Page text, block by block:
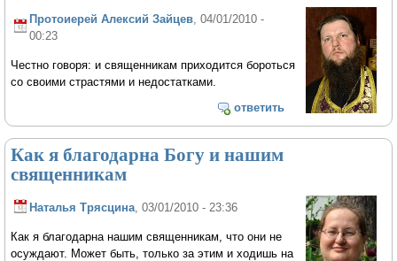
Протоиерей Алексий Зайцев, 04/01/2010 -
00:23
Честно говоря: и священникам приходится бороться
со своими страстями и недостатками.
ответить
Как я благодарна Богу и нашим
священникам
Наталья Трясцина , 03/01/2010 - 23:36
Как я благодарна нашим священникам, что они не
осуждают. Может быть, только за этим и ходишь на